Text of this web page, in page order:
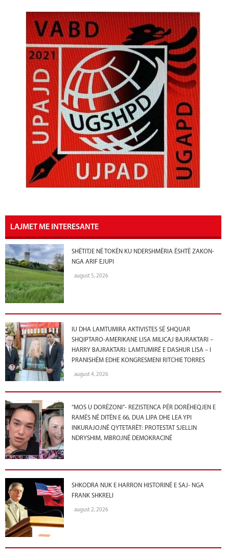
LAJMET ME INTERESANTE
SHËTITJE NË TOKËN KU NDERSHMËRIA ËSHTË ZAKON-
NGA ARIF EJUPI
august 5, 2026
IU DHA LAMTUMIRA AKTIVISTES SË SHQUAR
SHQIPTARO-AMERIKANE LISA MILICAJ BAJRAKTARI –
HARRY BAJRAKTARI: LAMTUMIRË E DASHUR LISA – I
PRANISHËM EDHE KONGRESMENI RITCHIE TORRES
august 4, 2026
“MOS U DORËZONI”- REZISTENCA PËR DORËHEQJEN E
RAMËS NË DITËN E 66, DUA LIPA DHE LEA YPI
INKURAJOJNË QYTETARËT: PROTESTAT SJELLIN
NDRYSHIM, MBROJNË DEMOKRACINË
SHKODRA NUK E HARRON HISTORINË E SAJ- NGA
FRANK SHKRELI
august 2, 2026